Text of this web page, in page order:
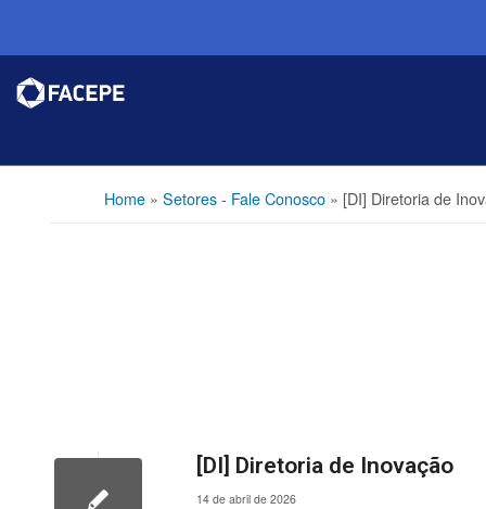
Home» Setores - Fale Conosco» [DI] Diretoria de
[DI] Diretoria de Inovação
14 de abril de 2026